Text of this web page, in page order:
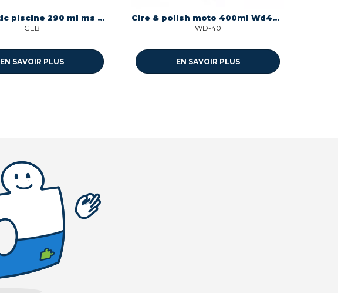
Pool mastic piscine 290 ml ms polymere neutre piscine Geb 590911
GEB
EN SAVOIR PLUS
Cire & polish moto 400ml Wd40 33809/46
WD-40
EN SAVOIR PLUS